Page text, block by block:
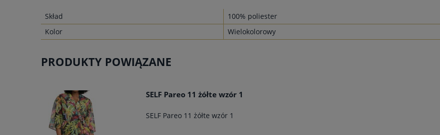
Skład
100% poliester
Kolor
Wielokolorowy
PRODUKTY POWIĄZANE
SELF Pareo 11 żółte wzór 1
SELF Pareo 11 żółte wzór 1